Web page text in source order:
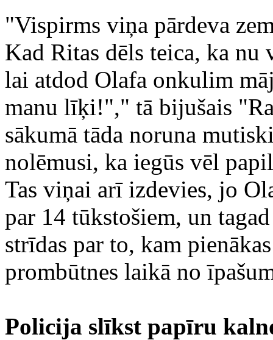
"Vispirms viņa pārdeva
Kad Ritas dēls teica, ka nu
lai atdod Olafa onkulim
manu līķi!"," tā bijušais
sākumā tāda noruna
nolēmusi, ka iegūs vēl
Tas viņai arī izdevies, jo
par 14 tūkstošiem, un
strīdas par to, kam
prombūtnes laikā no
Policija slīkst papīru